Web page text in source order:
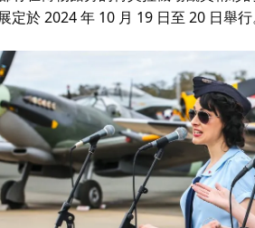
定於 2024 年 10 月 19 日至 20 日舉